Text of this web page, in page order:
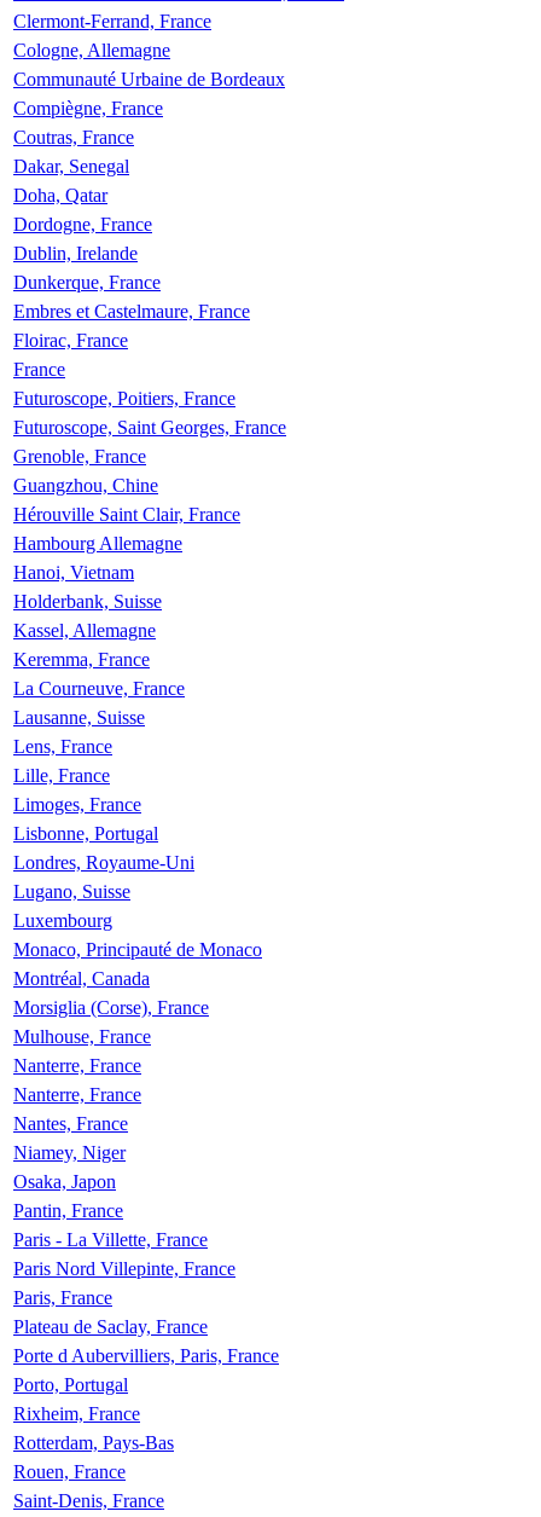
Clermont-Ferrand, France
Cologne, Allemagne
Communauté Urbaine de Bordeaux
Compiègne, France
Coutras, France
Dakar, Senegal
Doha, Qatar
Dordogne, France
Dublin, Irelande
Dunkerque, France
Embres et Castelmaure, France
Floirac, France
France
Futuroscope, Poitiers, France
Futuroscope, Saint Georges, France
Grenoble, France
Guangzhou, Chine
Hérouville Saint Clair, France
Hambourg Allemagne
Hanoi, Vietnam
Holderbank, Suisse
Kassel, Allemagne
Keremma, France
La Courneuve, France
Lausanne, Suisse
Lens, France
Lille, France
Limoges, France
Lisbonne, Portugal
Londres, Royaume-Uni
Lugano, Suisse
Luxembourg
Monaco, Principauté de Monaco
Montréal, Canada
Morsiglia (Corse), France
Mulhouse, France
Nanterre, France
Nanterre, France
Nantes, France
Niamey, Niger
Osaka, Japon
Pantin, France
Paris - La Villette, France
Paris Nord Villepinte, France
Paris, France
Plateau de Saclay, France
Porte d Aubervilliers, Paris, France
Porto, Portugal
Rixheim, France
Rotterdam, Pays-Bas
Rouen, France
Saint-Denis, France